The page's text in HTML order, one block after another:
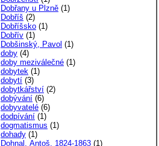
Dobřany u Plzně (1)
Dobříš (2)
Dobříšsko (1)
Dobřív (1)
Dobšinský, Pavol (1)
doby (4)
doby meziválečné (1)
dobytek (1)
dobytí (3)
dobytkářství (2)
dobývání (6)
dobyvatelé (6)
dodpívání (1)
dogmatismus (1)
dohady (1)
Dohnal, Antoš, 1824-1863 (1)